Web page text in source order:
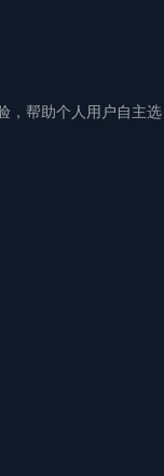
，帮助个人用户自主选